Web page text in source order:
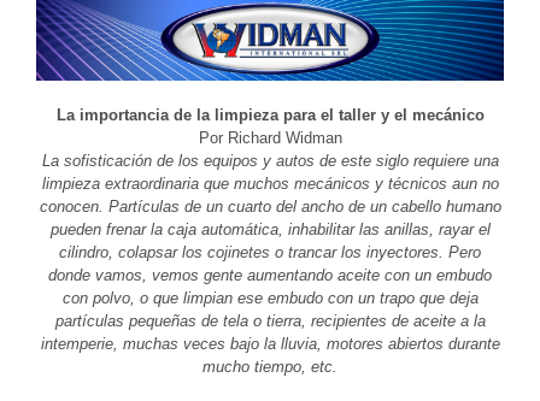
La importancia de la limpieza para el taller y el mecánico
Por Richard Widman
La sofisticación de los equipos y autos de este siglo requiere una
limpieza extraordinaria que muchos mecánicos y técnicos aun no
conocen. Partículas de un cuarto del ancho de un cabello humano
pueden frenar la caja automática, inhabilitar las anillas, rayar el
cilindro, colapsar los cojinetes o trancar los inyectores. Pero
donde vamos, vemos gente aumentando aceite con un embudo
con polvo, o que limpian ese embudo con un trapo que deja
partículas pequeñas de tela o tierra, recipientes de aceite a la
intemperie, muchas veces bajo la lluvia, motores abiertos durante
mucho tiempo, etc.